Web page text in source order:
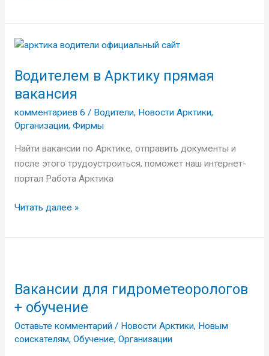
Водителем в Арктику прямая
вакансия
комментариев 6 / Водители, Новости Арктики,
Организации, Фирмы
Найти вакансии по Арктике, отправить документы и
после этого трудоустроиться, поможет наш интернет-
портал Работа Арктика
Водителем
Арктику
прямая
Читать далее »
Вакансии для гидрометеорологов
+ обучение
Оставьте комментарий / Новости Арктики, Новым
соискателям, Обучение, Организации
гидрометеорологов
+
обучение